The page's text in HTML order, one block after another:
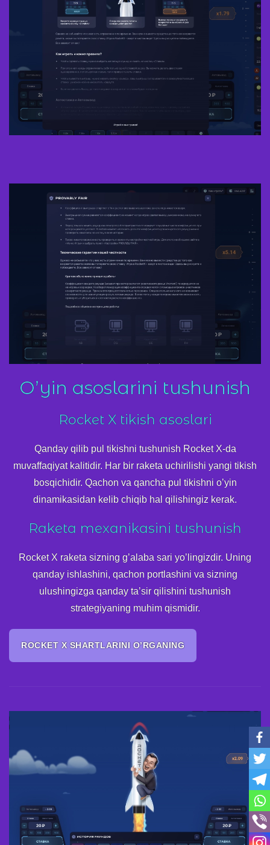
O’yin asoslarini tushunish
Rocket X tikish asoslari
Qanday qilib pul tikishni tushunish Rocket X-da
muvaffaqiyat kalitidir. Har bir raketa uchirilishi yangi tikish
bosqichidir. Qachon va qancha pul tikishni o’yin
dinamikasidan kelib chiqib hal qilishingiz kerak.
Raketa mexanikasini tushunish
Rocket X raketa sizning g’alaba sari yo’lingizdir. Uning
qanday ishlashini, qachon portlashini va sizning
ulushingizga qanday ta’sir qilishini tushunish
strategiyaning muhim qismidir.
ROCKET X SHARTLARINI O’RGANING